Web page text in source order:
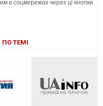
в соцмережах через ці кнопки
ТЕМІ